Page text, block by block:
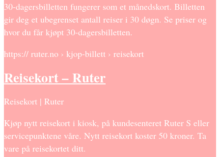
30-dagersbilletten fungerer som et månedskort. Billetten
gir deg et ubegrenset antall reiser i 30 døgn. Se priser og
hvor du får kjøpt 30-dagersbilletten.
https:// ruter.no › kjop-billett › reisekort
Reisekort – Ruter
Reisekort | Ruter
Kjøp nytt reisekort i kiosk, på kundesenteret Ruter S eller
servicepunktene våre. Nytt reisekort koster 50 kroner. Ta
vare på reisekortet ditt.